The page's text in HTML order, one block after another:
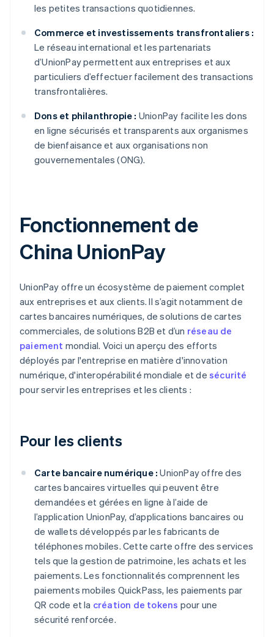
les petites transactions quotidiennes.
Commerce et investissements transfrontaliers :
Le réseau international et les partenariats
d’UnionPay permettent aux entreprises et aux
particuliers d’effectuer facilement des transactions
transfrontalières.
Dons et philanthropie : UnionPay facilite les dons
en ligne sécurisés et transparents aux organismes
de bienfaisance et aux organisations non
gouvernementales (ONG).
Fonctionnement de
China UnionPay
UnionPay offre un écosystème de paiement complet
aux entreprises et aux clients. Il s’agit notamment de
cartes bancaires numériques, de solutions de cartes
commerciales, de solutions B2B et d’un réseau de
paiement mondial. Voici un aperçu des efforts
déployés par l'entreprise en matière d'innovation
numérique, d'interopérabilité mondiale et desécurité
pour servir les entreprises et les clients :
Pour les clients
Carte bancaire numérique : UnionPay offre des
cartes bancaires virtuelles qui peuvent être
demandées et gérées en ligne à l’aide de
l’application UnionPay, d’applications bancaires ou
de wallets développés par les fabricants de
téléphones mobiles. Cette carte offre des services
tels que la gestion de patrimoine, les achats et les
paiements. Les fonctionnalités comprennent les
paiements mobiles QuickPass, les paiements par
QR code et la création de tokens pour une
sécurité renforcée.